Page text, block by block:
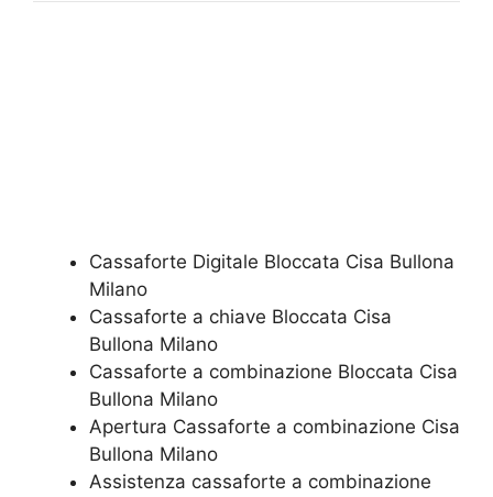
Cassaforte Digitale Bloccata​ Cisa Bullona
Milano
Cassaforte a chiave Bloccata​ Cisa
Bullona Milano
Cassaforte a combinazione Bloccata​ Cisa
Bullona Milano
​Apertura Cassaforte a combinazione​ Cisa
Bullona Milano
Assistenza cassaforte a combinazione​